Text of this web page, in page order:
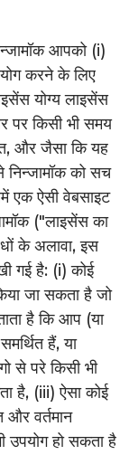
आपको (i)
करने के लिए
योग्य लाइसेंस
पर किसी भी समय
और जैसा कि यह
को सच
एक ऐसी वेबसाइट
("लाइसेंस का
के अलावा, इस
गई है: (i) कोई
जा सकता है जो
है कि आप (या
हैं, या
से परे किसी भी
है, (iii) ऐसा कोई
और वर्तमान
उपयोग हो सकता है